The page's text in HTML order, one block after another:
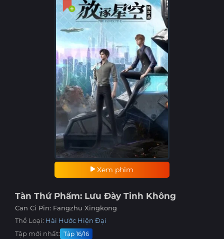
Xem phim
Tàn Thứ Phẩm: Lưu Đày Tinh Không
Can Ci Pin: Fangzhu Xingkong
Thể Loại: Hài Hước Hiện Đại
Tập mới nhất: Tập 16/16